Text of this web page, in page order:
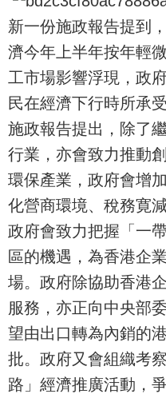
新一份施政報告提到
濟今年上半年按年輕
工市場影響浮現，政
民在經濟下行時所承
施政報告提出，除了
行業，亦會致力推動
環保產業，政府會增
化營商環境、稅務寛
政府會致力把握「一
區的機遇，為香港企
場。政府除協助香港
服務，亦正向中央部
望由出口轉為內銷的
批。政府又會組織考
路」經濟推廣活動，